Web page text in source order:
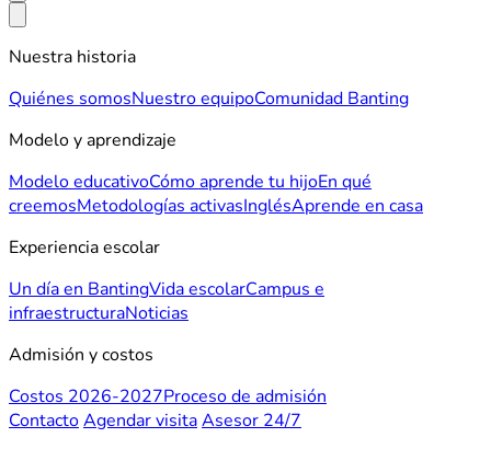
Nuestra historia
Quiénes somosNuestro equipoComunidad Banting
Modelo y aprendizaje
Modelo educativoCómo aprende tu hijoEn qué
creemosMetodologías activasInglésAprende en casa
Experiencia escolar
Un día en BantingVida escolarCampus e
infraestructuraNoticias
Admisión y costos
Costos 2026-2027Proceso de admisión
ContactoAgendar visitaAsesor 24/7